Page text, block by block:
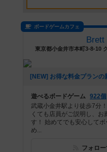
ボードゲームカフェ
Brett
東京都小金井市本町3-8-10
遊べるボードゲーム 922個
武蔵小金井駅より徒歩7分
くても店員がご説明し、お
す！ 始めてでも安心して
め...
フォロ